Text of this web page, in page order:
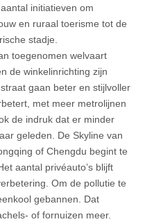
initiatieven om
en ruraal toerisme tot de
stadje.
toegenomen welvaart
de winkelinrichting zijn
gaan beter en stijlvoller
met meer metrolijnen
de indruk dat er minder
geleden. De Skyline van
of Chengdu begint te
aantal privéauto’s blijft
Om de pollutie te
gebannen. Dat
of fornuizen meer.